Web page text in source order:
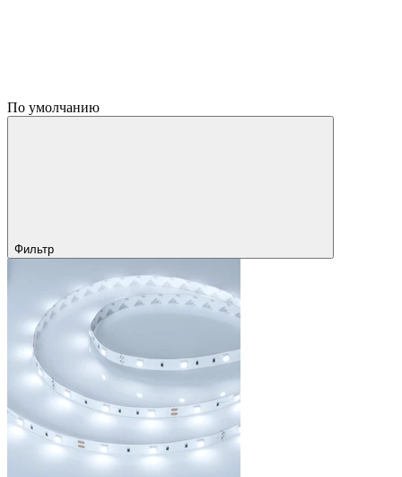
По умолчанию
Фильтр